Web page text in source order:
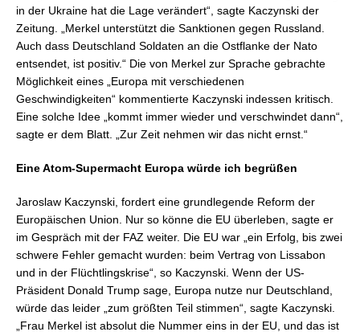
in der Ukraine hat die Lage verändert“, sagte Kaczynski der
Zeitung. „Merkel unterstützt die Sanktionen gegen Russland.
Auch dass Deutschland Soldaten an die Ostflanke der Nato
entsendet, ist positiv.“ Die von Merkel zur Sprache gebrachte
Möglichkeit eines „Europa mit verschiedenen
Geschwindigkeiten“ kommentierte Kaczynski indessen kritisch.
Eine solche Idee „kommt immer wieder und verschwindet dann“,
sagte er dem Blatt. „Zur Zeit nehmen wir das nicht ernst.“
Eine Atom-Supermacht Europa würde ich begrüßen
Jaroslaw Kaczynski, fordert eine grundlegende Reform der
Europäischen Union. Nur so könne die EU überleben, sagte er
im Gespräch mit der FAZ weiter. Die EU war „ein Erfolg, bis zwei
schwere Fehler gemacht wurden: beim Vertrag von Lissabon
und in der Flüchtlingskrise“, so Kaczynski. Wenn der US-
Präsident Donald Trump sage, Europa nutze nur Deutschland,
würde das leider „zum größten Teil stimmen“, sagte Kaczynski.
„Frau Merkel ist absolut die Nummer eins in der EU, und das ist